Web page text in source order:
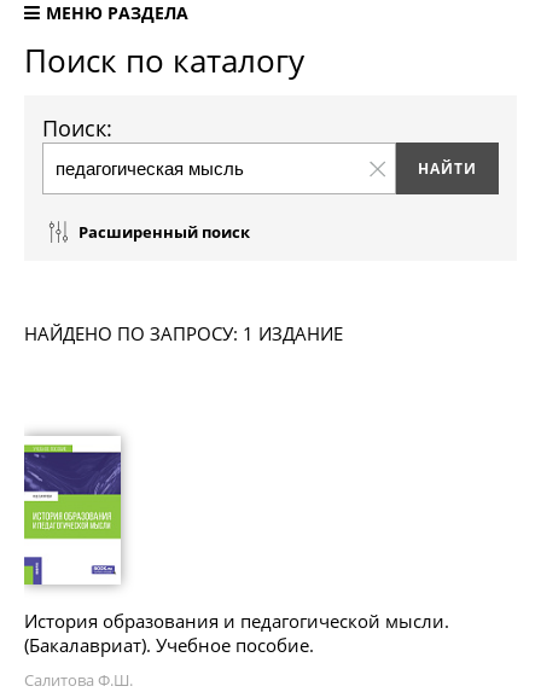
МЕНЮ РАЗДЕЛА
Поиск по каталогу
Поиск:
Расширенный поиск
НАЙДЕНО ПО ЗАПРОСУ: 1 ИЗДАНИЕ
История образования и педагогической мысли.
(Бакалавриат). Учебное пособие.
Салитова Ф.Ш.